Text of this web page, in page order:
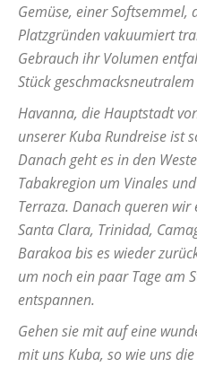
Gemüse, einer Softsemmel,
Platzgründen vakuumiert
Gebrauch ihr Volumen
Stück
Havanna, die Hauptstadt
unserer Kuba Rundreise ist
Danach geht es in den
Tabakregion um Vinales
Terraza. Danach queren
Santa Clara, Trinidad,
Barakoa bis es wieder
um noch ein paar Tage am
entspannen.
Gehen sie mit auf eine
mit uns Kuba, so wie uns